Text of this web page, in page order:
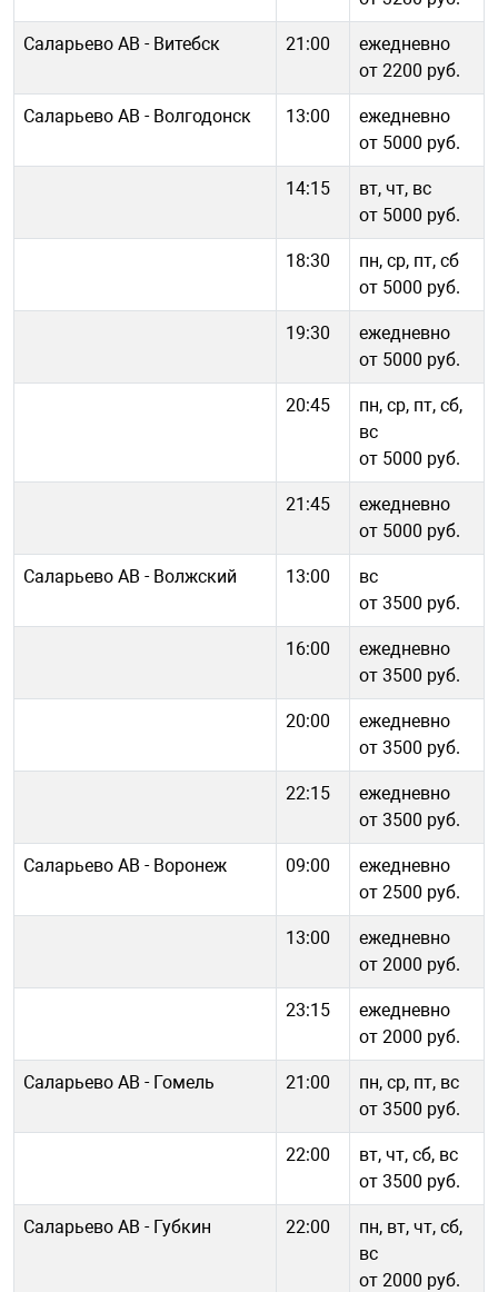
Саларьево АВ - Витебск 21:00
ежедневно
от 2200 руб.
Саларьево АВ - Волгодонск 13:00
ежедневно
от 5000 руб.
14:15
вт, чт, вс
от 5000 руб.
18:30
пн, ср, пт, сб
от 5000 руб.
19:30
ежедневно
от 5000 руб.
20:45
пн, ср, пт, сб,
вс
от 5000 руб.
21:45
ежедневно
от 5000 руб.
Саларьево АВ - Волжский 13:00
вс
от 3500 руб.
16:00
ежедневно
от 3500 руб.
20:00
ежедневно
от 3500 руб.
22:15
ежедневно
от 3500 руб.
Саларьево АВ - Воронеж 09:00
ежедневно
от 2500 руб.
13:00
ежедневно
от 2000 руб.
23:15
ежедневно
от 2000 руб.
Саларьево АВ - Гомель 21:00
пн, ср, пт, вс
от 3500 руб.
22:00
вт, чт, сб, вс
от 3500 руб.
Саларьево АВ - Губкин 22:00
пн, вт, чт, сб,
вс
от 2000 руб.